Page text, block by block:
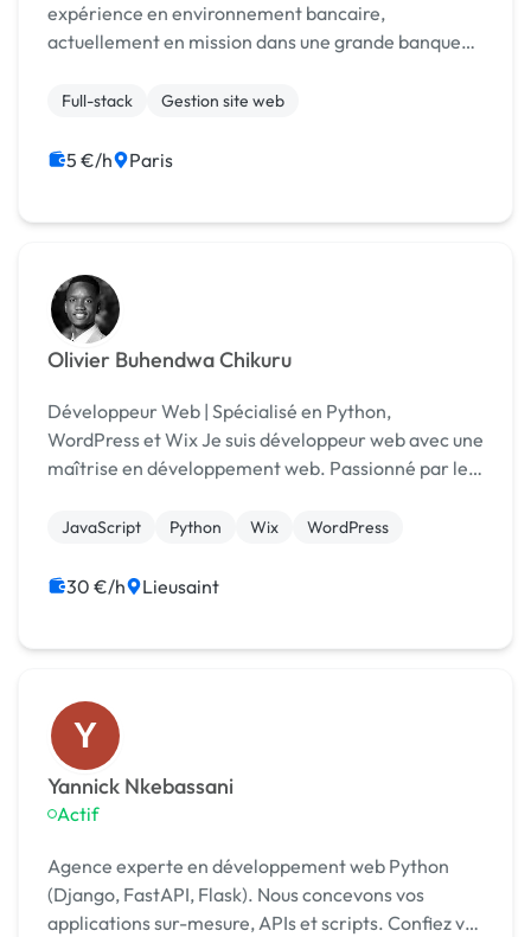
expérience en environnement bancaire,
actuellement en mission dans une grande banque
end que le back-end : Front-end : Angular, mais
Full-stack Gestion site web
5 €/h Paris
Olivier Buhendwa Chikuru
Développeur Web | Spécialisé en Python,
WordPress et Wix Je suis développeur web avec une
maîtrise en développement web. Passionné par les
une solide expertise en Python, ainsi qu'une
JavaScript Python Wix WordPress
30 €/h Lieusaint
Y
Yannick Nkebassani
Actif
Agence experte en développement web Python
(Django, FastAPI, Flask). Nous concevons vos
applications sur-mesure, APIs et scripts. Confiez vos